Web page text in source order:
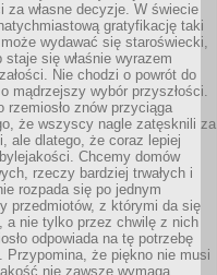
za własne decyzje. W świecie
gratyfikację taki
wydawać się staroświecki,
się właśnie wyrazem
Nie chodzi o powrót do
mądrzejszy wybór przyszłości.
rzemiosło znów przyciąga
że wszyscy nagle zatęsknili za
ale dlatego, że coraz lepiej
Chcemy domów
rzeczy bardziej trwałych i
rozpada się po jednym
przedmiotów, z którymi da się
a nie tylko przez chwilę z nich
odpowiada na tę potrzebę
Przypomina, że piękno nie musi
nie zawsze wymaga